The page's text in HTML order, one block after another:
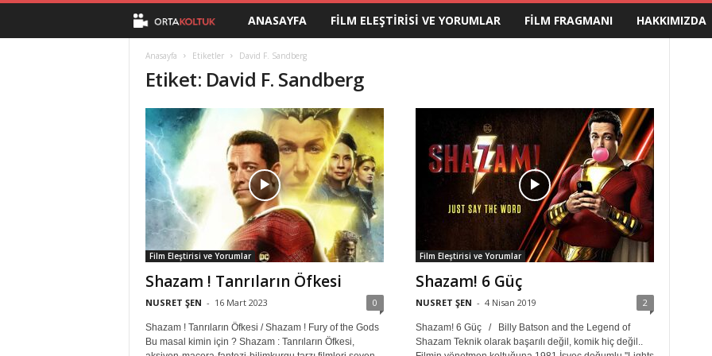
t
K
o
l
t
u
k
ANASAYFA FILM ELEŞTIRISI VE YORUMLAR FILM FRAGMANI HAKKIMIZDA
Anasayfa Etiketler David F. Sandberg
Etiket: David F. Sandberg
Film Eleştirisi ve Yorumlar
Shazam ! Tanrıların Öfkesi
NUSRET ŞEN - 16 Mart 2023 0
Shazam ! Tanrıların Öfkesi / Shazam ! Fury of the Gods
Bu masal kimin için ? Shazam : Tanrıların Öfkesi,
Film Eleştirisi ve Yorumlar
Shazam! 6 Güç
NUSRET ŞEN - 4 Nisan 2019 2
Shazam! 6 Güç / Billy Batson and the Legend of
Shazam Teknik olarak başarılı değil, komik hiç değil..